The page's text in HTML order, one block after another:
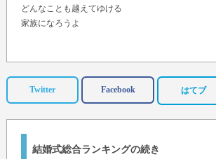
どんなことも越えてゆける
家族になろうよ
Twitter Facebook はてブ
結婚式総合ランキングの続き